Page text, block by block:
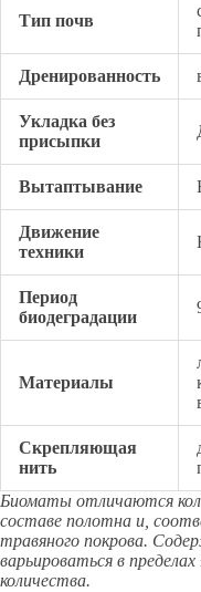
Тип почв
Дренированность
Укладка без
присыпки
Вытаптывание
Движение
техники
Период
биодеградации
Материалы
Скрепляющая
нить
Биоматы отличаются
составе полотна и,
травяного покрова.
варьироваться в
количества.